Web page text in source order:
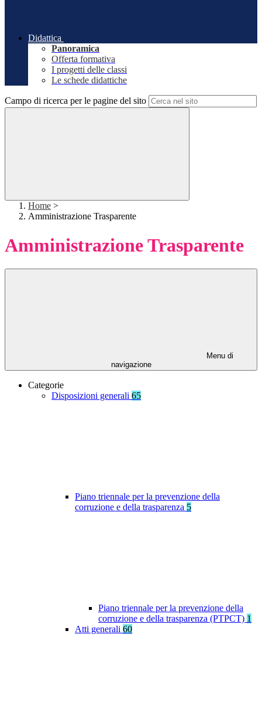
Didattica
Panoramica
Offerta formativa
I progetti delle classi
Le schede didattiche
Campo di ricerca per le pagine del sito
Home >
Amministrazione Trasparente
Amministrazione Trasparente
Menu di
navigazione
Categorie
Disposizioni generali 65
Piano triennale per la prevenzione della
corruzione e della trasparenza 5
Piano triennale per la prevenzione della
corruzione e della trasparenza (PTPCT) 1
Atti generali 60